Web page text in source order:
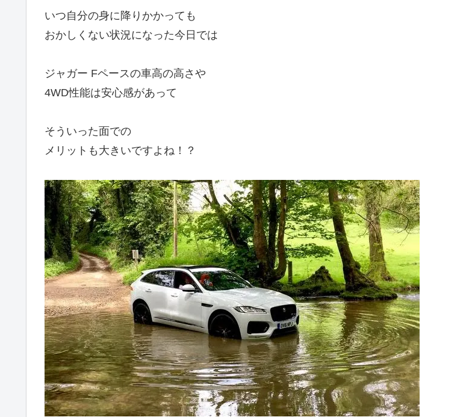
いつ自分の身に降りかかっても
おかしくない状況になった今日では
ジャガー Fペースの車高の高さや
4WD性能は安心感があって
そういった面での
メリットも大きいですよね！？